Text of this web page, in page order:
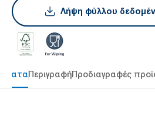
Λήψη φύλλου
ΠεριγραφήΠροδιαγραφές